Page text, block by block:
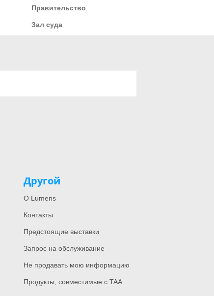
Правительство
Зал суда
Другой
О Lumens
Контакты
Предстоящие выставки
Запрос на обслуживание
Не продавать мою информацию
Продукты, совместимые с TAA